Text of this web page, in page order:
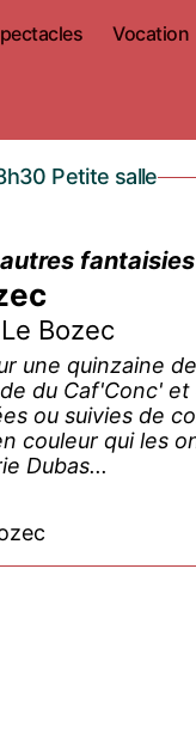
Vocation
Petite salle
fantaisies
Bozec
une quinzaine
du Caf'Conc' et
ou suivies de
couleur qui les
Dubas...